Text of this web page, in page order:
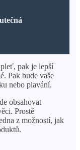
pak je lepší
Pak bude vaše
nebo plavání.
obsahovat
Prostě
z možností, jak